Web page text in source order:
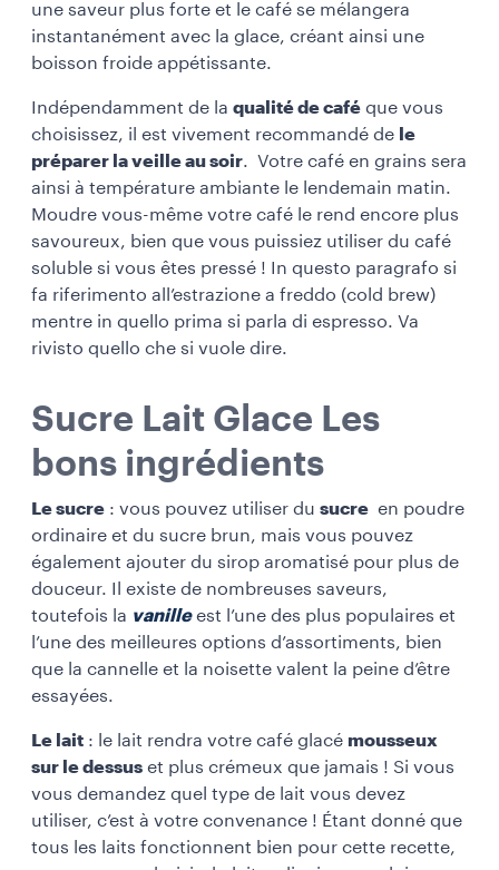
une saveur plus forte et le café se mélangera
instantanément avec la glace, créant ainsi une
boisson froide appétissante.
Indépendamment de la qualité de café que vous
choisissez, il est vivement recommandé de le
préparer la veille au soir. Votre café en grains sera
ainsi à température ambiante le lendemain matin.
Moudre vous-même votre café le rend encore plus
savoureux, bien que vous puissiez utiliser du café
soluble si vous êtes pressé ! In questo paragrafo si
fa riferimento all’estrazione a freddo (cold brew)
mentre in quello prima si parla di espresso. Va
rivisto quello che si vuole dire.
Sucre Lait Glace Les
bons ingrédients
Le sucre : vous pouvez utiliser du sucre en poudre
ordinaire et du sucre brun, mais vous pouvez
également ajouter du sirop aromatisé pour plus de
douceur. Il existe de nombreuses saveurs,
toutefois la vanilleest l’une des plus populaires et
l’une des meilleures options d’assortiments, bien
que la cannelle et la noisette valent la peine d’être
essayées.
Le lait : le lait rendra votre café glacé mousseux
sur le dessus et plus crémeux que jamais ! Si vous
vous demandez quel type de lait vous devez
utiliser, c’est à votre convenance ! Étant donné que
tous les laits fonctionnent bien pour cette recette,